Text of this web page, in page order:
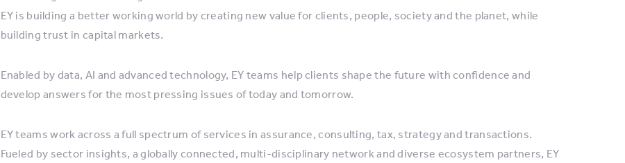
EY is building a better working world by creating new value for clients, people, society and the planet, while
building trust in capital markets.
Enabled by data, AI and advanced technology, EY teams help clients shape the future with confidence and
develop answers for the most pressing issues of today and tomorrow.
EY teams work across a full spectrum of services in assurance, consulting, tax, strategy and transactions.
Fueled by sector insights, a globally connected, multi-disciplinary network and diverse ecosystem partners, EY